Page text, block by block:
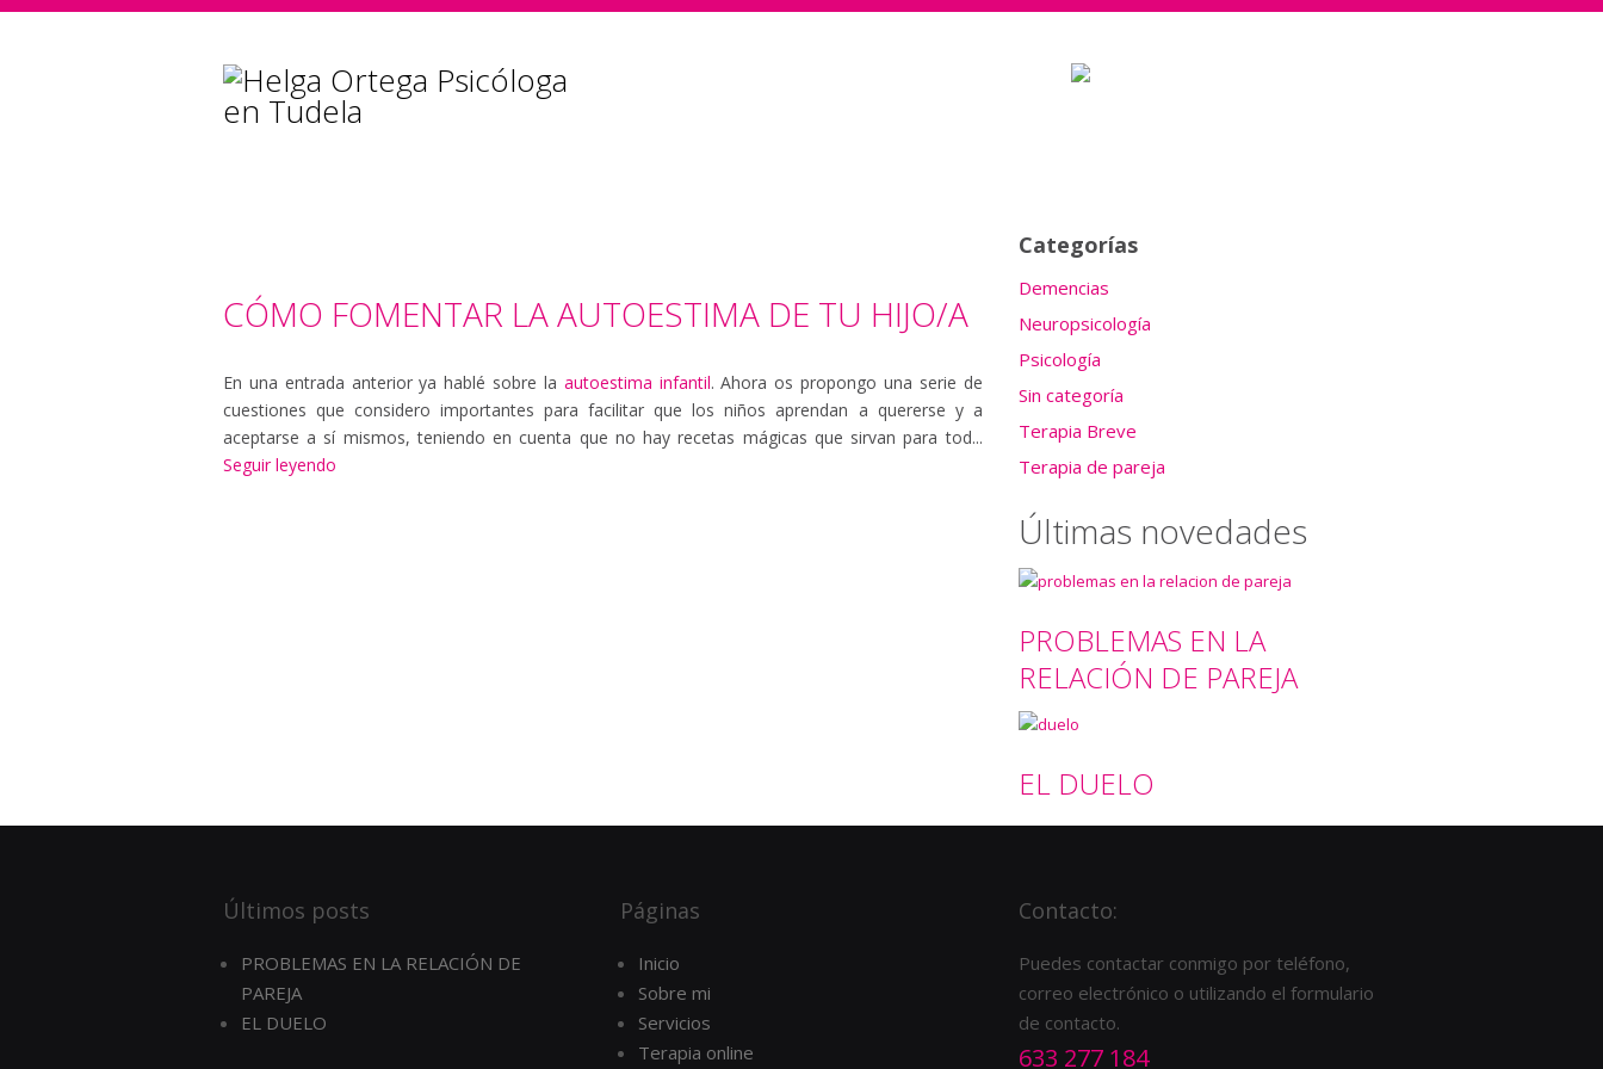
CÓMO FOMENTAR LA AUTOESTIMA DE TU HIJO/A
En una entrada anterior ya hablé sobre la autoestima infantil. Ahora os propongo una serie de
cuestiones que considero importantes para facilitar que los niños aprendan a quererse y a
aceptarse a sí mismos, teniendo en cuenta que no hay recetas mágicas que sirvan para tod...
Seguir leyendo
Categorías
Demencias
Neuropsicología
Psicología
Sin categoría
Terapia Breve
Terapia de pareja
Últimas novedades
PROBLEMAS EN LA
RELACIÓN DE PAREJA
EL DUELO
Últimos posts
PROBLEMAS EN LA RELACIÓN DE
PAREJA
EL DUELO
Páginas
Inicio
Sobre mi
Servicios
Terapia online
Contacto:
Puedes contactar conmigo por teléfono,
correo electrónico o utilizando el formulario
de contacto.
633 277 184